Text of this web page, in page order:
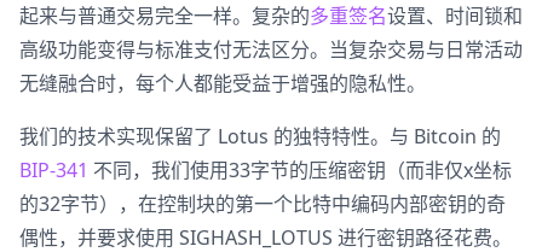
起来与普通交易完全一样。复杂的多重签名设置、时间锁和
高级功能变得与标准支付无法区分。当复杂交易与日常活动
无缝融合时，每个人都能受益于增强的隐私性。
我们的技术实现保留了 Lotus 的独特特性。与 Bitcoin 的
BIP-341 不同，我们使用33字节的压缩密钥（而非仅x坐标
的32字节），在控制块的第一个比特中编码内部密钥的奇
偶性，并要求使用 SIGHASH_LOTUS 进行密钥路径花费。